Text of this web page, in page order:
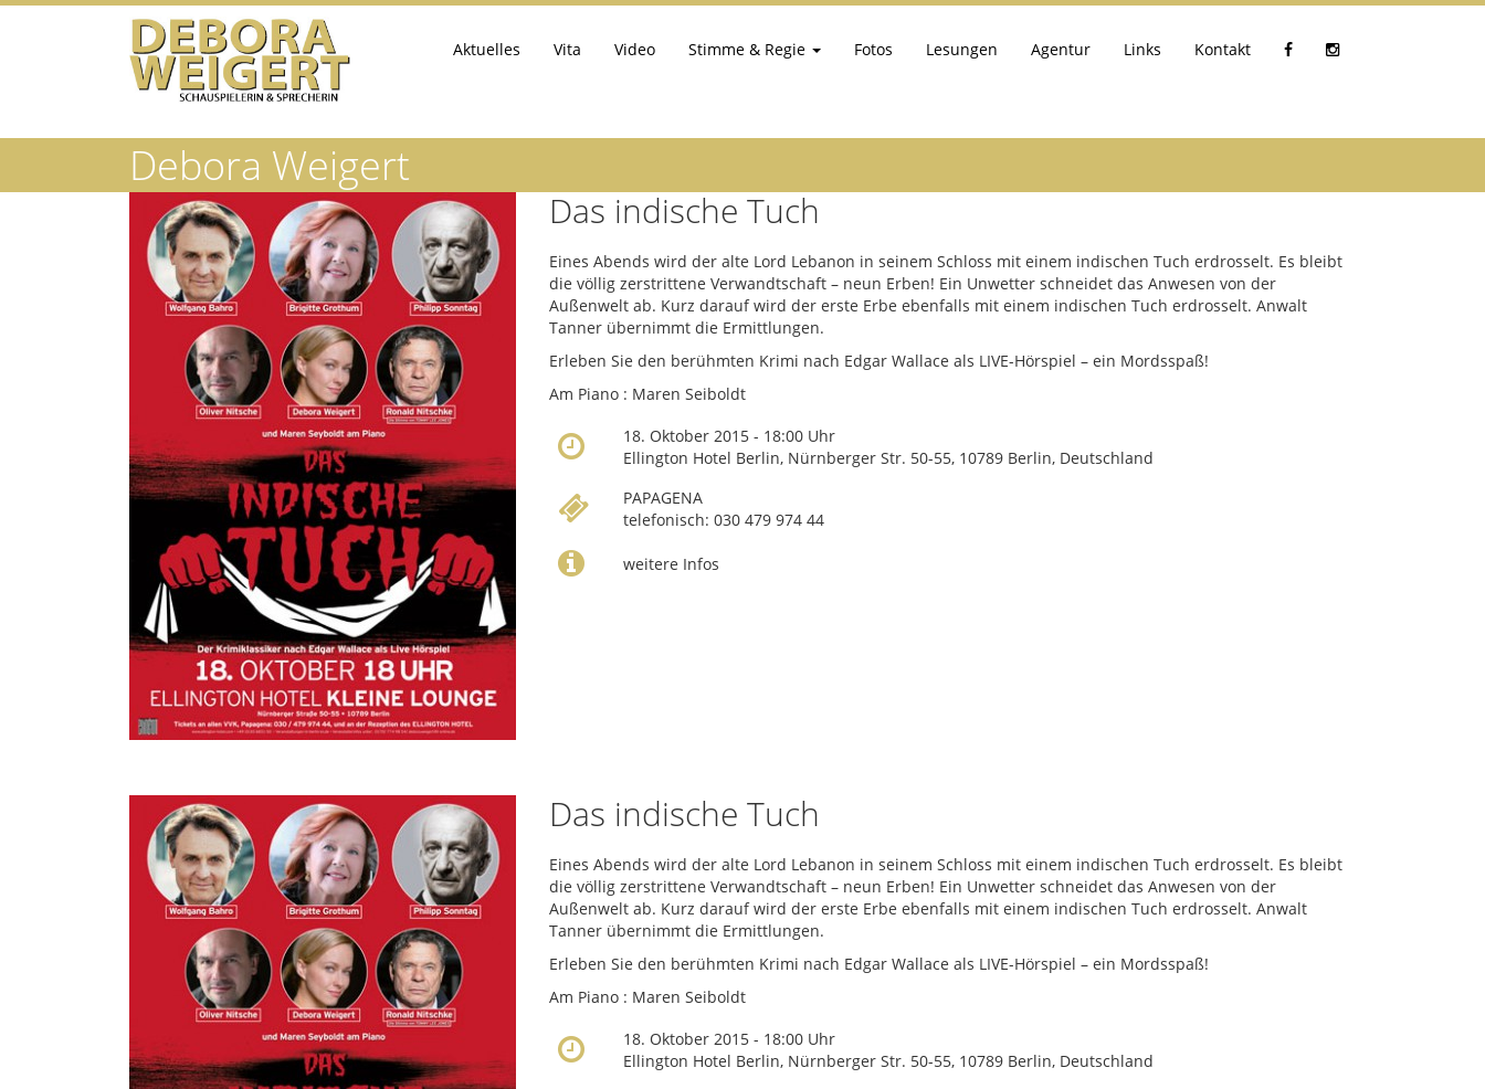
Aktuelles Vita Video Stimme & Regie Fotos Lesungen Agentur Links Kontakt
Debora Weigert
Das indische Tuch
Eines Abends wird der alte Lord Lebanon in seinem Schloss mit einem indischen Tuch erdrosselt. Es bleibt
die völlig zerstrittene Verwandtschaft – neun Erben! Ein Unwetter schneidet das Anwesen von der
Außenwelt ab. Kurz darauf wird der erste Erbe ebenfalls mit einem indischen Tuch erdrosselt. Anwalt
Tanner übernimmt die Ermittlungen.
Erleben Sie den berühmten Krimi nach Edgar Wallace als LIVE-Hörspiel – ein Mordsspaß!
Am Piano : Maren Seiboldt
18. Oktober 2015 - 18:00 Uhr
Ellington Hotel Berlin, Nürnberger Str. 50-55, 10789 Berlin, Deutschland
PAPAGENA
telefonisch: 030 479 974 44
weitere Infos
Das indische Tuch
Eines Abends wird der alte Lord Lebanon in seinem Schloss mit einem indischen Tuch erdrosselt. Es bleibt
die völlig zerstrittene Verwandtschaft – neun Erben! Ein Unwetter schneidet das Anwesen von der
Außenwelt ab. Kurz darauf wird der erste Erbe ebenfalls mit einem indischen Tuch erdrosselt. Anwalt
Tanner übernimmt die Ermittlungen.
Erleben Sie den berühmten Krimi nach Edgar Wallace als LIVE-Hörspiel – ein Mordsspaß!
Am Piano : Maren Seiboldt
18. Oktober 2015 - 18:00 Uhr
Ellington Hotel Berlin, Nürnberger Str. 50-55, 10789 Berlin, Deutschland